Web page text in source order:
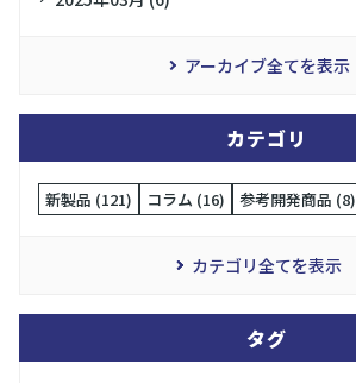
アーカイブ全てを表示
カテゴリ
新製品 (121) コラム (16) 参考開発商品 (8)
カテゴリ全てを表示
タグ